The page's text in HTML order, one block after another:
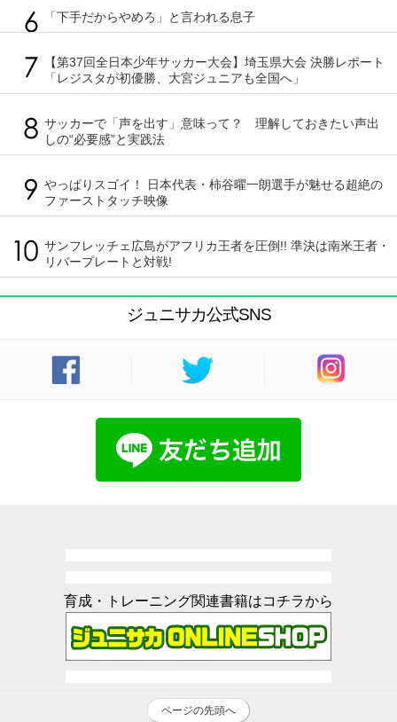
「下手だからやめろ」と言われる息子
【第37回全日本少年サッカー大会】埼玉県大会 決勝レポート
「レジスタが初優勝、大宮ジュニアも全国へ」
サッカーで「声を出す」意味って？ 理解しておきたい声出
しの“必要感”と実践法
やっぱりスゴイ！ 日本代表・柿谷曜一朗選手が魅せる超絶の
ファーストタッチ映像
サンフレッチェ広島がアフリカ王者を圧倒!! 準決は南米王者・
リバープレートと対戦!
ジュニサカ公式SNS
育成・トレーニング関連書籍はコチラから
ページの先頭へ